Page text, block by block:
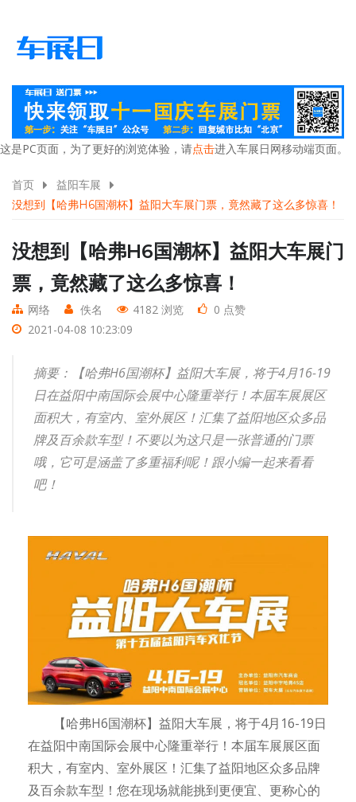
这是PC页面，为了更好的浏览体验，请点击进入车展日网移动端页面。
首页
益阳车展
没想到【哈弗H6国潮杯】益阳大车展门票，竟然藏了这么多惊喜！
没想到【哈弗H6国潮杯】益阳大车展门
票，竟然藏了这么多惊喜！
网络 佚名 4182 浏览
0 点赞
2021-04-08 10:23:09
摘要：【哈弗H6国潮杯】益阳大车展，将于4月16-19
日在益阳中南国际会展中心隆重举行！本届车展展区
面积大，有室内、室外展区！汇集了益阳地区众多品
牌及百余款车型！不要以为这只是一张普通的门票
哦，它可是涵盖了多重福利呢！跟小编一起来看看
吧！
【哈弗H6国潮杯】益阳大车展，将于4月16-19日
在益阳中南国际会展中心隆重举行！本届车展展区面
积大，有室内、室外展区！汇集了益阳地区众多品牌
及百余款车型！您在现场就能挑到更便宜、更称心的